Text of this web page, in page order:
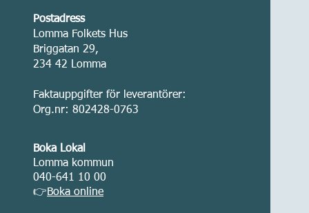
Postadress
Lomma Folkets Hus
Briggatan 29,
234 42 Lomma
Faktauppgifter för leverantörer:
Org.nr: 802428-0763
Boka Lokal
Lomma kommun
040-641 10 00
👉Boka online